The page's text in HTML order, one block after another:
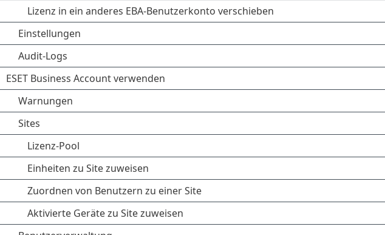
Lizenz in ein anderes EBA-Benutzerkonto verschieben
Einstellungen
Audit-Logs
ESET Business Account verwenden
Warnungen
Sites
Lizenz-Pool
Einheiten zu Site zuweisen
Zuordnen von Benutzern zu einer Site
Aktivierte Geräte zu Site zuweisen